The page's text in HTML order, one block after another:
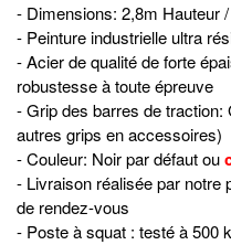
- Dimensions: 2,8m Hauteur
- Peinture industrielle ultra
- Acier de qualité de forte
robustesse à toute épreuve
- Grip des barres de
autres grips en accessoires)
- Couleur: Noir par défaut ou
- Livraison réalisée par notre
de rendez-vous
- Poste à squat : testé à 500